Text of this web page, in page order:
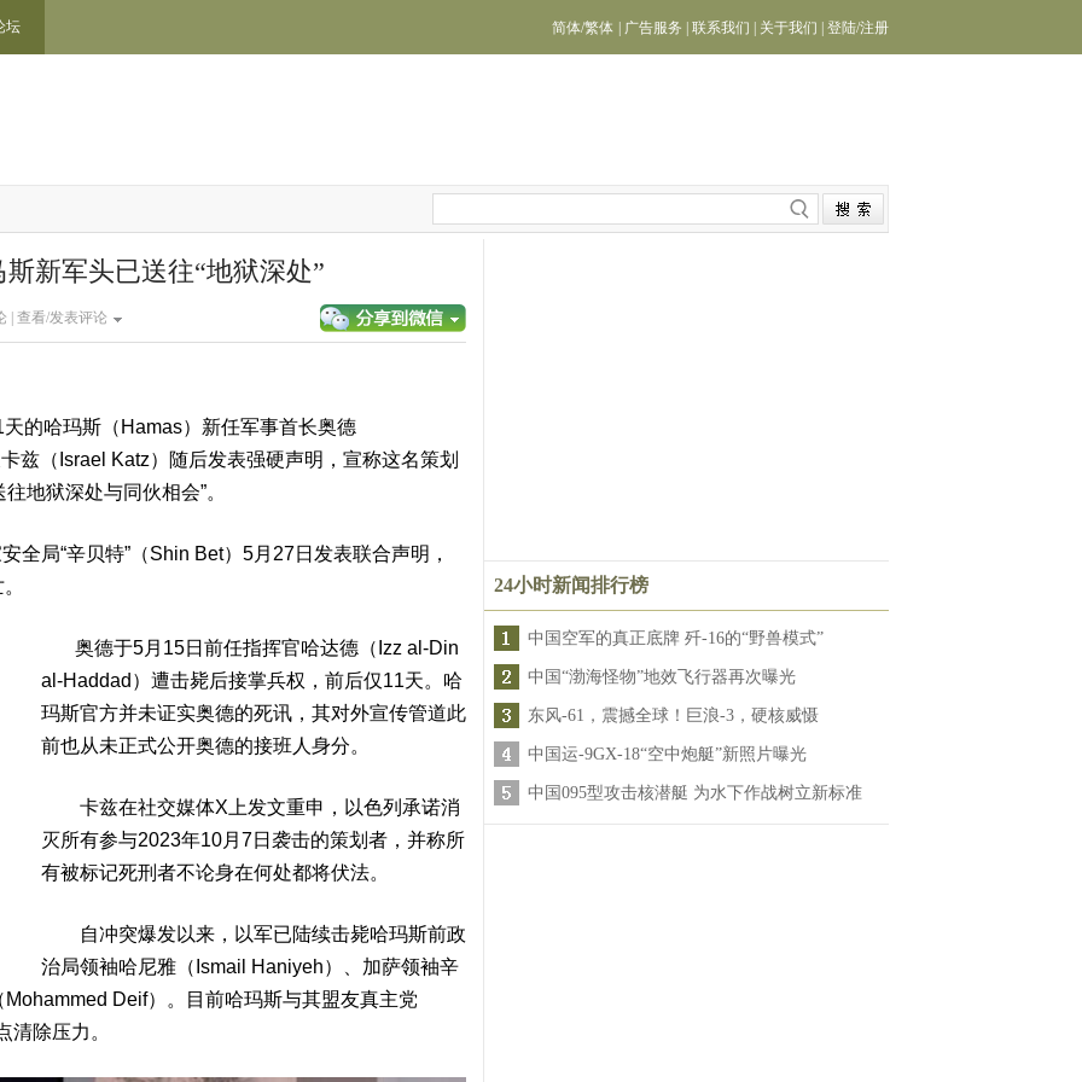
坛 简体/繁体 广告服务 联系我们 关于我们 登陆/注册
新军头已送往“地狱深处”
| 查看/发表评论
哈玛斯（Hamas）新任军事首长奥德
兹（Israel Katz）随后发表强硬声明，宣称这名策划
地狱深处与同伙相会”。
局“辛贝特”（Shin Bet）5月27日发表联合声明，
奥德于5月15日前任指挥官哈达德（Izz al-Din
al-Haddad）遭击毙后接掌兵权，前后仅11天。哈
玛斯官方并未证实奥德的死讯，其对外宣传管道此
前也从未正式公开奥德的接班人身分。
卡兹在社交媒体X上发文重申，以色列承诺消
灭所有参与2023年10月7日袭击的策划者，并称所
有被标记死刑者不论身在何处都将伏法。
自冲突爆发以来，以军已陆续击毙哈玛斯前政
治局领袖哈尼雅（Ismail Haniyeh）、加萨领袖辛
Deif）。目前哈玛斯与其盟友真主党
除压力。
24小时新闻排行榜
中国空军的真正底牌 歼-16的“野兽模式”
中国“渤海怪物”地效飞行器再次曝光
东风-61，震撼全球！巨浪-3，硬核威慑
中国运-9GX-18“空中炮艇”新照片曝光
中国095型攻击核潜艇 为水下作战树立新标准